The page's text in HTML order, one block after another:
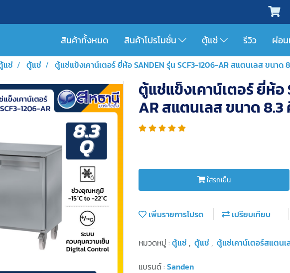
สินค้าทั้งหมด สินค้าโปรโมชั่น ตู้แช่ รีวิว ผ่อน
แช่ ตู้แช่ ตู้แช่แข็งเคาน์เตอร์ ยี่ห้อ SANDEN รุ่น SCF3-1206-AR สแตนเลส ขนาด
ตู้แช่แข็งเคาน์เตอร์ ยี่ห้อ
AR สแตนเลส ขนาด 8.3
ใส่รถเข็น
เพิ่มรายการโปรด เปรียบเทียบ
หมวดหมู่ : ตู้แช่ , ตู้แช่ , ตู้แช่เคาน์เตอร์สแตนเ
แบรนด์ : Sanden